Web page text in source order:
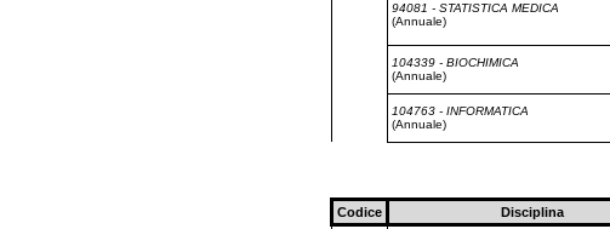
94081 - STATISTICA MEDICA
(Annuale)
104339 - BIOCHIMICA
(Annuale)
104763 - INFORMATICA
(Annuale)
Codice Disciplina